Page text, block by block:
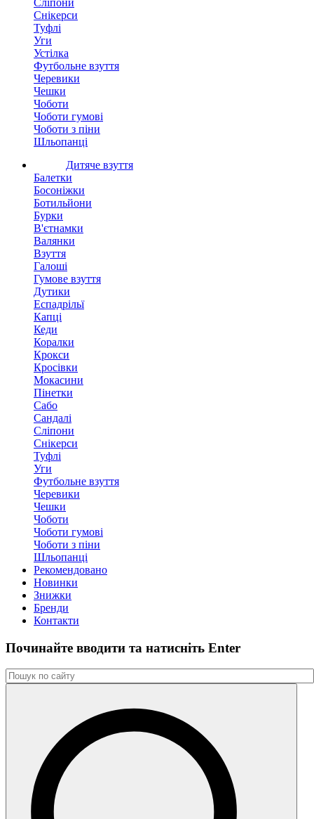
Сліпони
Снікерси
Туфлі
Уги
Устілка
Футбольне взуття
Черевики
Чешки
Чоботи
Чоботи гумові
Чоботи з піни
Шльопанці
Дитяче взуття
Балетки
Босоніжки
Ботильйони
Бурки
В'єтнамки
Валянки
Взуття
Галоші
Гумове взуття
Дутики
Еспадрільї
Капці
Кеди
Коралки
Крокси
Кросівки
Мокасини
Пінетки
Сабо
Сандалі
Сліпони
Снікерси
Туфлі
Уги
Футбольне взуття
Черевики
Чешки
Чоботи
Чоботи гумові
Чоботи з піни
Шльопанці
Рекомендовано
Новинки
Знижки
Бренди
Контакти
Починайте вводити та натиснiть Enter